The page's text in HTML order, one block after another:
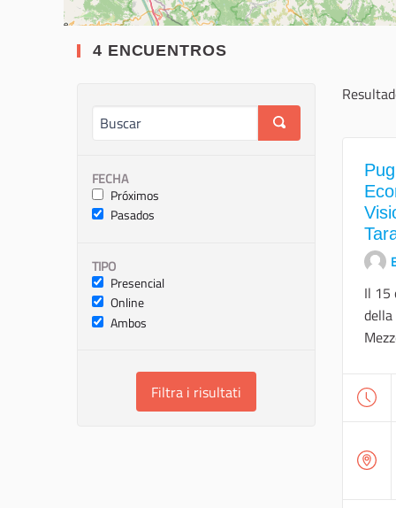
4 ENCUENTROS
FECHA
Próximos
Pasados
TIPO
Presencial
Online
Ambos
Filtra i risultati
Il 15